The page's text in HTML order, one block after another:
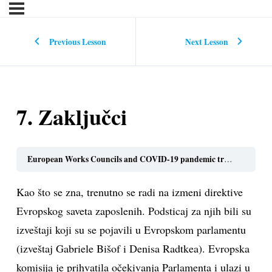
Previous Lesson Next Lesson
7. Zaključci
European Works Councils and COVID-19 pandemic training toolbox for EWC members in the metal industry (srpski)
Kao što se zna, trenutno se radi na izmeni direktive
Evropskog saveta zaposlenih. Podsticaj za njih bili su
izveštaji koji su se pojavili u Evropskom parlamentu
(izveštaj Gabriele Bišof i Denisa Radtkea). Evropska
komisija je prihvatila očekivanja Parlamenta i ulazi u